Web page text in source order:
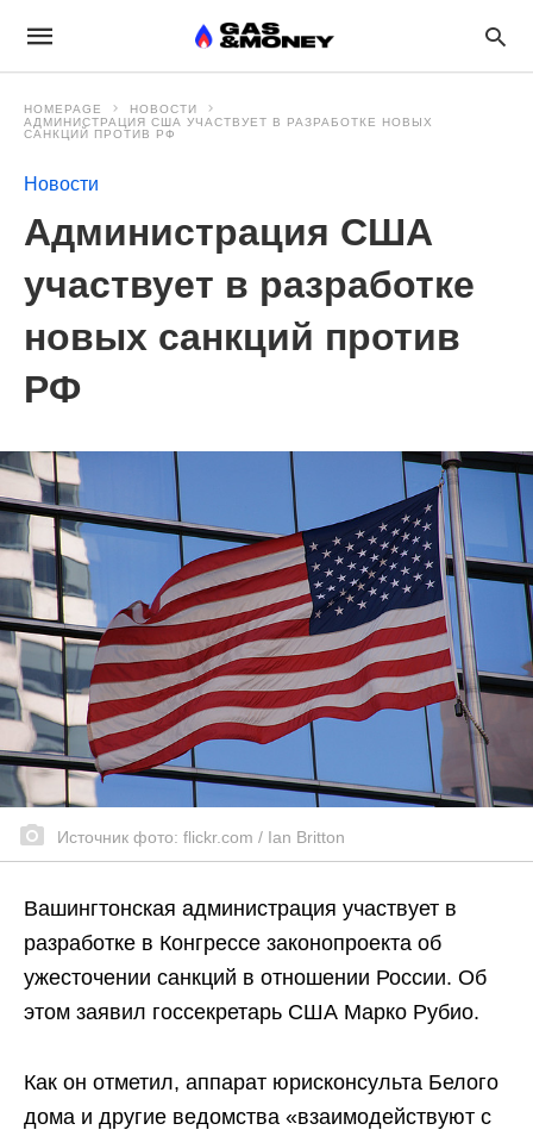
HOMEPAGE
НОВОСТИ
АДМИНИСТРАЦИЯ США УЧАСТВУЕТ В РАЗРАБОТКЕ НОВЫХ
САНКЦИЙ ПРОТИВ РФ
Новости
Администрация США
участвует в разработке
новых санкций против
РФ
Источник фото: flickr.com / Ian Britton
Вашингтонская администрация участвует в
разработке в Конгрессе законопроекта об
ужесточении санкций в отношении России. Об
этом заявил госсекретарь США Марко Рубио.
Как он отметил, аппарат юрисконсульта Белого
дома и другие ведомства «взаимодействуют с